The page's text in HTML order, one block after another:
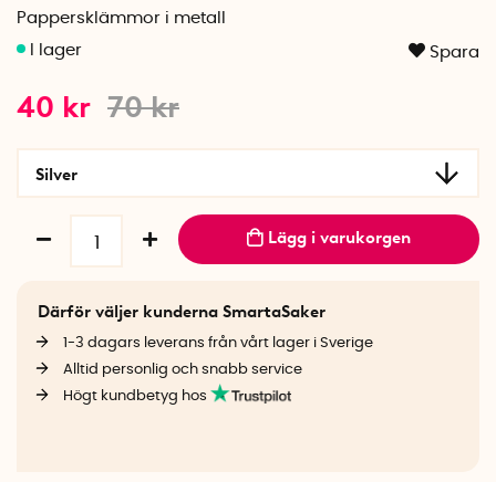
Pappersklämmor i metall
Spara
70kr
40 kr
Silver
Lägg i varukorgen
Därför väljer kunderna SmartaSaker
1-3 dagars leverans från vårt lager i Sverige
Alltid personlig och snabb service
Högt kundbetyg hos